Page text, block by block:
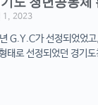
1, 2023
G.Y.C가 선정되었었
태로 선정되었던 경기